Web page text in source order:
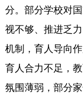
领导队伍。要抓实 党
建强党务工作队伍，
政治生活，引导党员
（四）全链条抓